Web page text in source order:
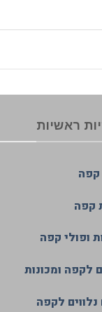
ראשיות
קפה
קפה
ופולי קפה
לקפה ומכונות
נלווים לקפה